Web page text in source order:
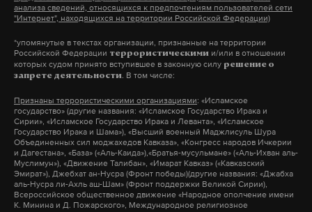
Макс Telegram
Дзен VK
анализа сведений, относящихся к предпочтениям пользователей сети
"Интернет", находящихся на территории Российской Федерации)
*упомянутые в текстах организации, признанные на территории
Российской Федерации террористическими и/или в отношении
которых судом принято вступившее в законную силу решение о
запрете деятельности. В том числе:
Признаны террористическими организациями: «Исламское
государство» (другие названия: «Исламское Государство Ирака и
Сирии», «Исламское Государство Ирака и Леванта», «Исламское
Государство Ирака и Шама»), «Высший военный Маджлисуль Шура
Объединенных сил моджахедов Кавказа», «Конгресс народов Ичкерии
и Дагестана», «База» («Аль-Каида»),«Братья-мусульмане» («Аль-Ихван аль-
Муслимун»), «Движение Талибан», «Имарат Кавказ» («Кавказский
Эмират»), Джебхат ан-Нусра (Фронт победы)(другие названия: «Джабха
аль-Нусра ли-Ахль аш-Шам» (Фронт поддержки Великой Сирии),
Всероссийское общественное движение «Народное ополчение имени
К. Минина и Д. Пожарского», Международное религиозное